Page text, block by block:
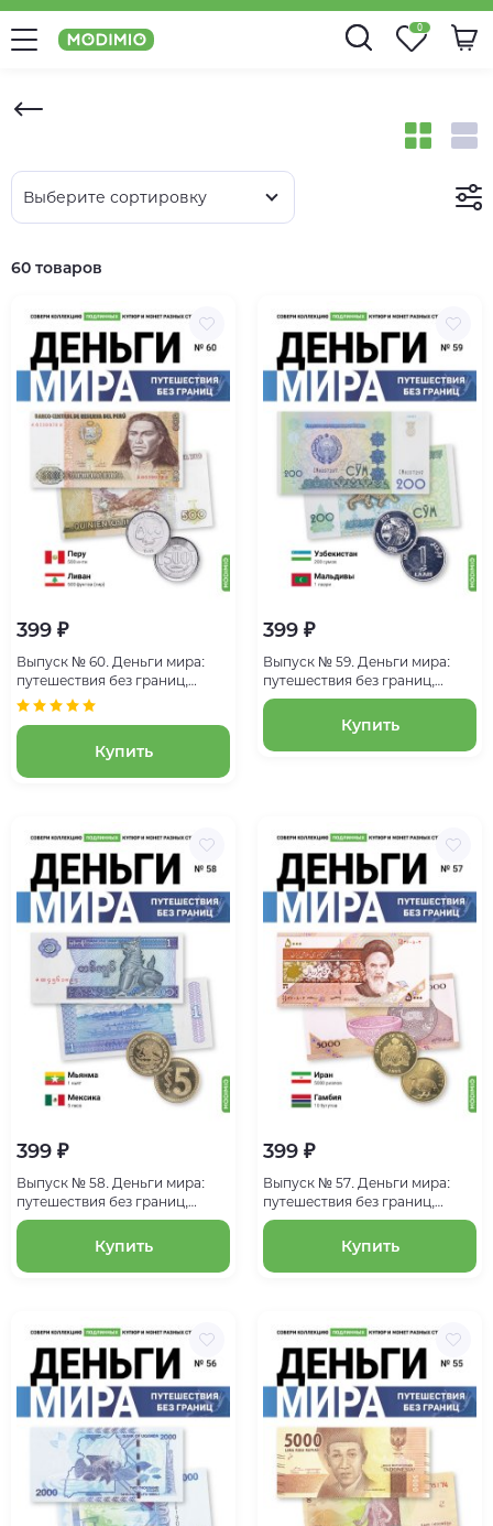
0
60 товаров
Выберите сортировку
399 ₽
Выпуск № 60. Деньги мира:
путешествия без границ,
банкнота 500 интис (Перу),
Купить
399 ₽
Выпуск № 59. Деньги мира:
путешествия без границ,
банкнота 200 сумов
(Узбекистан), монета 1 лаари
Купить
399 ₽
Выпуск № 58. Деньги мира:
путешествия без границ,
банкнота 1 кьят (Мьянма),
монета 5 песо (Мексика)
Купить
399 ₽
Выпуск № 57. Деньги мира:
путешествия без границ,
банкнота 5000 риалов (Иран),
монета 10 бутутов (Гамбия)
Купить